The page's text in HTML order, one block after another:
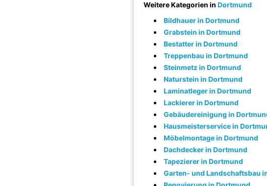
Weitere Kategorien in Dortmund
Bildhauer in Dortmund
Grabstein in Dortmund
Bestatter in Dortmund
Treppenbau in Dortmund
Steinmetz in Dortmund
Naturstein in Dortmund
Laminatleger in Dortmund
Lackierer in Dortmund
Gebäudereinigung in
Hausmeisterservice in
Möbelmontage in Dortmund
Dachdecker in Dortmund
Tapezierer in Dortmund
Garten- und Landschaftsbau